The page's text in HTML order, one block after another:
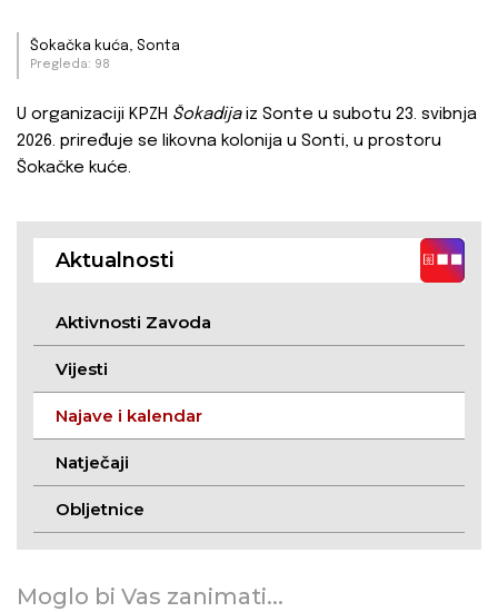
Šokačka kuća, Sonta
Pregleda: 98
U organizaciji KPZH Šokadijaiz Sonte u subotu 23. svibnja
2026. priređuje se likovna kolonija u Sonti, u prostoru
Šokačke kuće.
Aktualnosti
Aktivnosti Zavoda
Vijesti
Najave i kalendar
Natječaji
Obljetnice
Moglo bi Vas zanimati...